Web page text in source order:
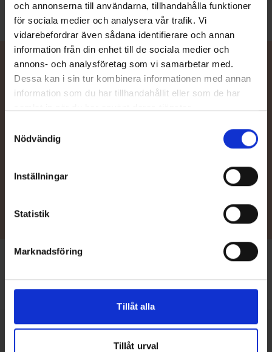
och annonserna till användarna, tillhandahålla funktioner
för sociala medier och analysera vår trafik. Vi
vidarebefordrar även sådana identifierare och annan
information från din enhet till de sociala medier och
annons- och analysföretag som vi samarbetar med.
Dessa kan i sin tur kombinera informationen med annan
information som du har tillhandahållit eller som de har
Nödvändig
Inställningar
Statistik
Marknadsföring
Tillåt alla
Tillåt urval
Kontakta återförsäljare
en offert av din närmaste TG-återförsäljare? Våra sakkunniga
återförsäljare hjälper dig mer än gärna.
Återförsäljare